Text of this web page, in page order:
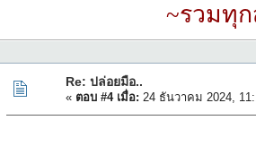
~รวมทุ
Re: ปล่อยมือ..
« ตอบ #4 เมื่อ: 24 ธันวาคม 2024,